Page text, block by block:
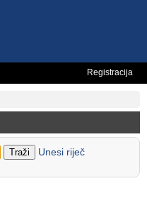
Registracija
Unesi riječ